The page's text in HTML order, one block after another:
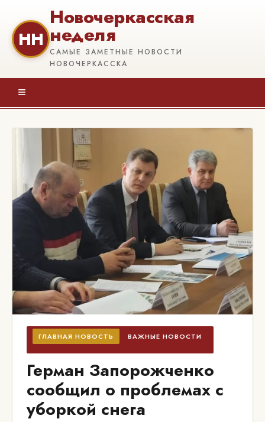
НН
Новочеркасская
неделя
САМЫЕ ЗАМЕТНЫЕ НОВОСТИ
НОВОЧЕРКАССКА
≡
ГЛАВНАЯ НОВОСТЬ ВАЖНЫЕ НОВОСТИ
Герман Запорожченко
сообщил о проблемах с
уборкой снега